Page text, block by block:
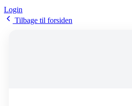
Login
Tilbage til forsiden